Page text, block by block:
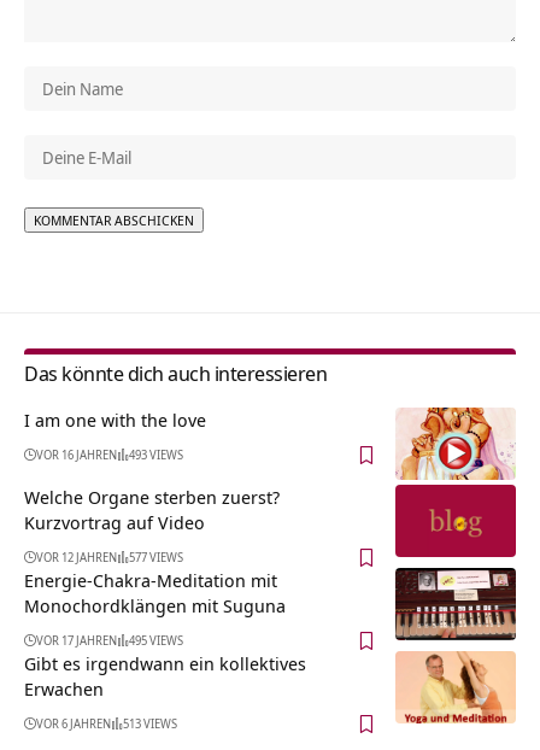
Das könnte dich auch interessieren
I am one with the love
VOR 16 JAHREN 493 VIEWS
Welche Organe sterben zuerst?
Kurzvortrag auf Video
VOR 12 JAHREN 577 VIEWS
Energie-Chakra-Meditation mit
Monochordklängen mit Suguna
VOR 17 JAHREN 495 VIEWS
Gibt es irgendwann ein kollektives
Erwachen
VOR 6 JAHREN 513 VIEWS